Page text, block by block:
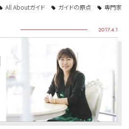
All Aboutガイド ガイドの原点 専門家
2017.4.1